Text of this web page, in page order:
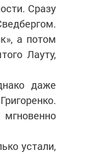
Сразу
а потом
Лауту,
даже
устали,